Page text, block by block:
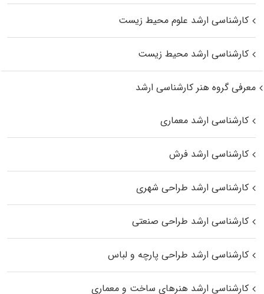
کارشناسی ارشد علوم محیط‌ زیست
کارشناسی ارشد محیط زیست
معرفی گروه هنر کارشناسی ارشد
کارشناسی ارشد معماری
کارشناسی ارشد فرش
کارشناسی ارشد طراحی شهری
کارشناسی ارشد طراحی صنعتی
کارشناسی ارشد طراحی پارچه و لباس
کارشناسی ارشد هنرهای ساخت و معماری